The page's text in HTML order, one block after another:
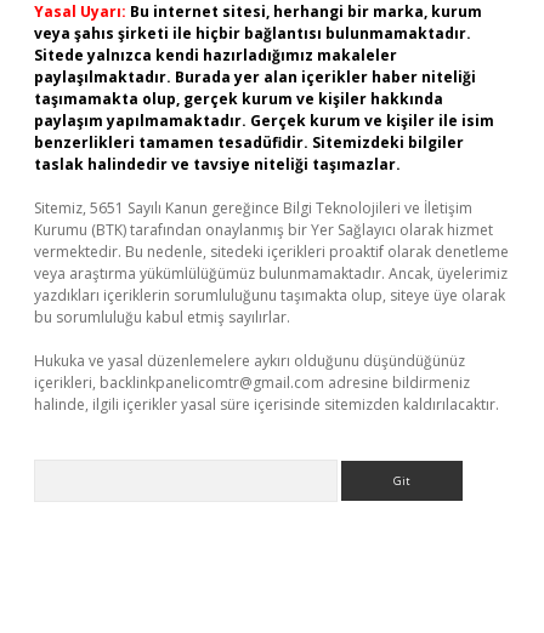
Yasal Uyarı: Bu internet sitesi, herhangi bir marka, kurum
veya şahıs şirketi ile hiçbir bağlantısı bulunmamaktadır.
Sitede yalnızca kendi hazırladığımız makaleler
paylaşılmaktadır. Burada yer alan içerikler haber niteliği
taşımamakta olup, gerçek kurum ve kişiler hakkında
paylaşım yapılmamaktadır. Gerçek kurum ve kişiler ile isim
benzerlikleri tamamen tesadüfidir. Sitemizdeki bilgiler
taslak halindedir ve tavsiye niteliği taşımazlar.
Sitemiz, 5651 Sayılı Kanun gereğince Bilgi Teknolojileri ve İletişim
Kurumu (BTK) tarafından onaylanmış bir Yer Sağlayıcı olarak hizmet
vermektedir. Bu nedenle, sitedeki içerikleri proaktif olarak denetleme
veya araştırma yükümlülüğümüz bulunmamaktadır. Ancak, üyelerimiz
yazdıkları içeriklerin sorumluluğunu taşımakta olup, siteye üye olarak
bu sorumluluğu kabul etmiş sayılırlar.
Hukuka ve yasal düzenlemelere aykırı olduğunu düşündüğünüz
içerikleri, backlinkpanelicomtr@gmail.com adresine bildirmeniz
halinde, ilgili içerikler yasal süre içerisinde sitemizden kaldırılacaktır.